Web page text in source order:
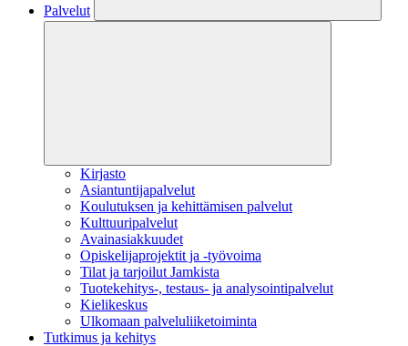
Palvelut
Kirjasto
Asiantuntijapalvelut
Koulutuksen ja kehittämisen palvelut
Kulttuuripalvelut
Avainasiakkuudet
Opiskelijaprojektit​ ja -työvoima
Tilat ja tarjoilut Jamkista
Tuotekehitys-, testaus- ja analysointipalvelut
Kielikeskus
Ulkomaan palveluliiketoiminta
Tutkimus ja kehitys